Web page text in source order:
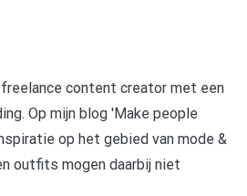
freelance content creator met een
Op mijn blog 'Make people
op het gebied van mode &
outfits mogen daarbij niet